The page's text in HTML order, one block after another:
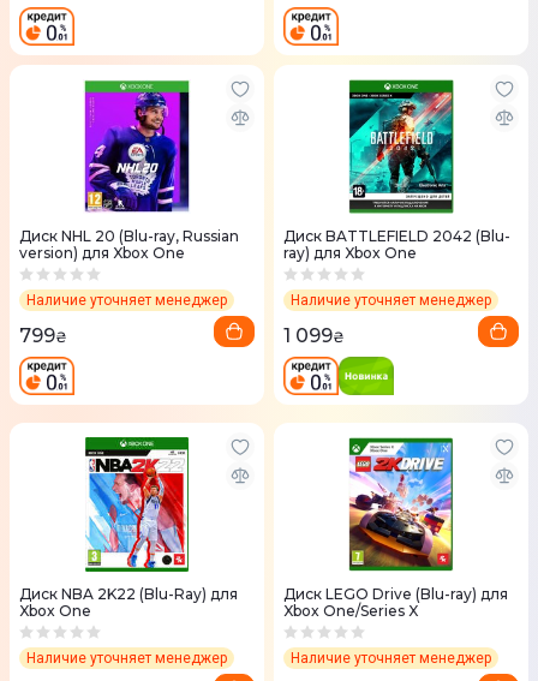
Диск NHL 20 (Blu-ray, Russian
version) для Xbox One
Наличие уточняет менеджер
799₴
Диск BATTLEFIELD 2042 (Blu-
ray) для Xbox One
Наличие уточняет менеджер
1 099₴
Диск NBA 2K22 (Blu-Ray) для
Xbox One
Наличие уточняет менеджер
Диск LEGO Drive (Blu-ray) для
Xbox One/Series X
Наличие уточняет менеджер